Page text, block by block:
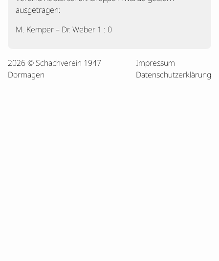
Termine
Kontakt
ausgetragen:
M. Kemper – Dr. Weber 1 : 0
2026 © Schachverein 1947
Dormagen
Impressum
Datenschutzerklärung